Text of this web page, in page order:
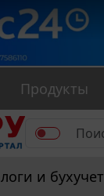
Продукты
и бухучет